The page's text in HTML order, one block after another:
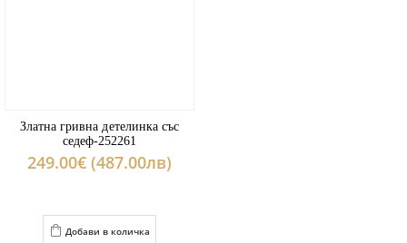
Златна гривна детелинка със
седеф-252261
249.00€ (487.00лв)
Добави в количка